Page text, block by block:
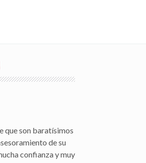
que son baratísimos
de su
confianza y muy